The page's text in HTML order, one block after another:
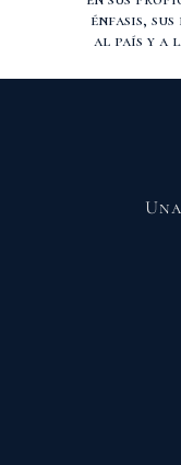
énfasis,
al país y a